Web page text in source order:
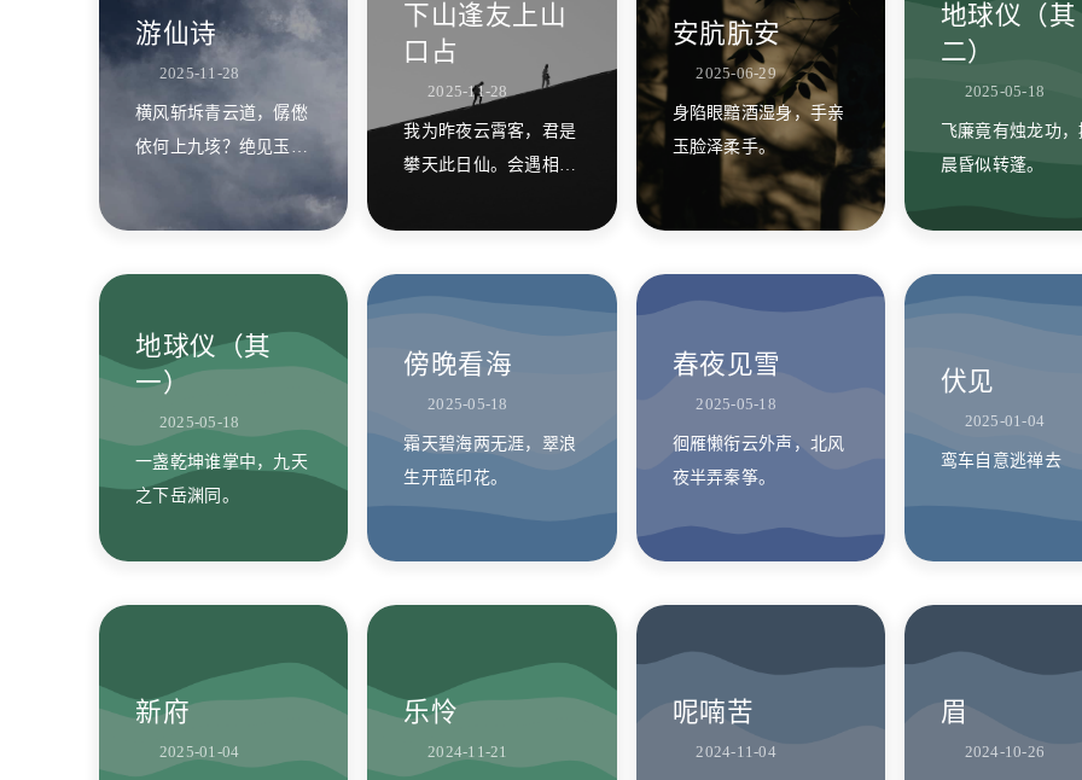
游仙诗
2025-11-28
横风斩坼青云道，僝僽
依何上九垓？绝见玉尘
下山逢友上山
口占
2025-11-28
我为昨夜云霄客，君是
攀天此日仙。会遇相询
巅？
安肮肮安
2025-06-29
身陷眼黯酒湿身，手亲
玉脸泽柔手。
地球仪（其
二）
2025-05-18
飞廉竟有烛龙功
晨昏似转蓬。
地球仪（其
一）
2025-05-18
一盏乾坤谁掌中，九天
之下岳渊同。
傍晚看海
2025-05-18
霜天碧海两无涯，翠浪
生开蓝印花。
春夜见雪
2025-05-18
徊雁懒衔云外声，北风
夜半弄秦筝。
伏见
2025-01-04
鸾车自意逃禅去
新府
2025-01-04
乐怜
2024-11-21
呢喃苦
2024-11-04
眉
2024-10-26